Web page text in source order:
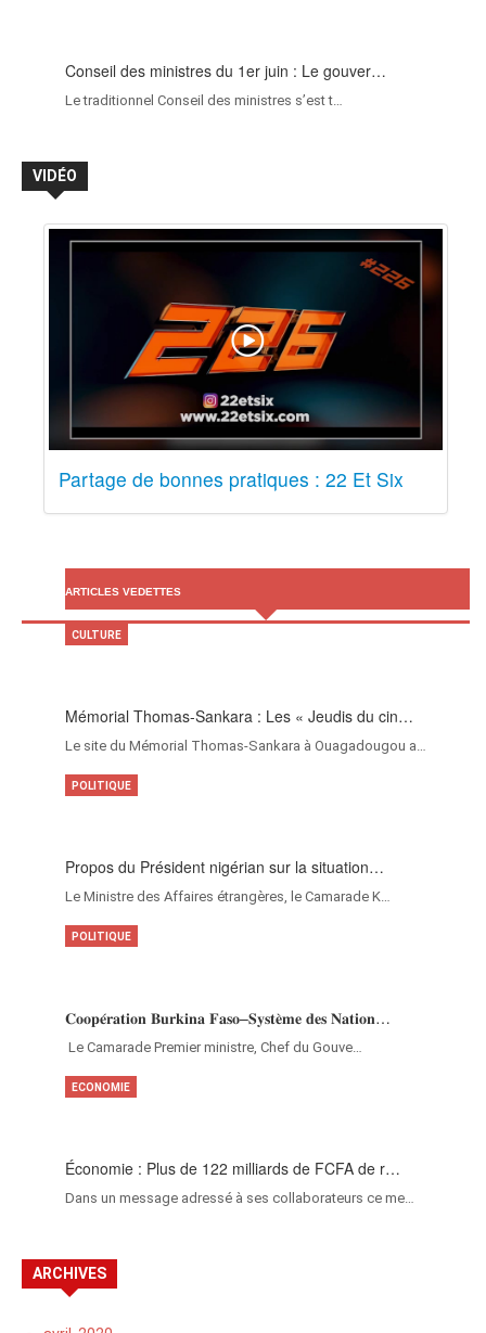
Conseil des ministres du 1er juin : Le gouver…
Le traditionnel Conseil des ministres s’est t…
VIDÉO
Partage de bonnes pratiques : 22 Et Six
ARTICLES VEDETTES
Mémorial Thomas-Sankara : Les « Jeudis du cin…
Le site du Mémorial Thomas-Sankara à Ouagadougou a…
CULTURE
Propos du Président nigérian sur la situation…
Le Ministre des Affaires étrangères, le Camarade K…
POLITIQUE
𝐂𝐨𝐨𝐩𝐞́𝐫𝐚𝐭𝐢𝐨𝐧 𝐁𝐮𝐫𝐤𝐢𝐧𝐚 𝐅𝐚𝐬𝐨–𝐒𝐲𝐬𝐭𝐞̀𝐦𝐞 𝐝𝐞𝐬 𝐍𝐚𝐭𝐢𝐨𝐧…
‎Le Camarade Premier ministre, Chef du Gouve…
POLITIQUE
Économie : Plus de 122 milliards de FCFA de r…
Dans un message adressé à ses collaborateurs ce me…
ECONOMIE
ARCHIVES